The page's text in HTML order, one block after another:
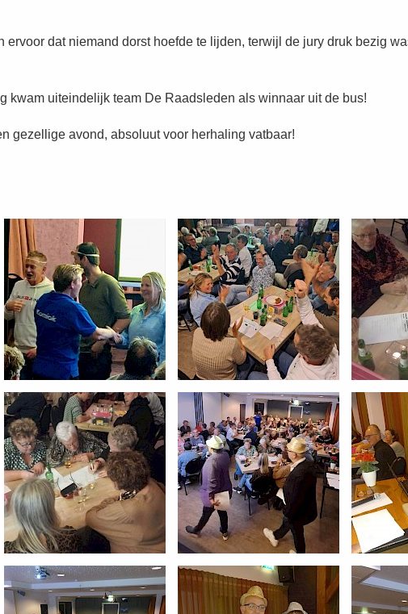
ervoor dat niemand dorst hoefde te lijden, terwijl de jury druk bezig
kwam uiteindelijk team De Raadsleden als winnaar uit de bus!
gezellige avond, absoluut voor herhaling vatbaar!